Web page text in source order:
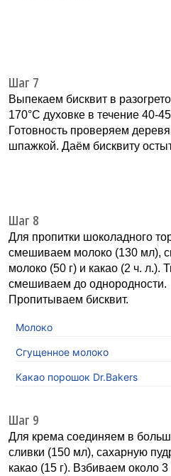
Шаг 7
Выпекаем бисквит в
170°C духовке в течение 40-
Готовность проверяем
шпажкой. Даём бисквиту
Шаг 8
Для пропитки шоколадного
смешиваем молоко (130 мл),
молоко (50 г) и какао (2 ч. л.).
смешиваем до однородности.
Пропитываем бисквит.
Молоко
Сгущенное молоко
Какао порошок Dr.Bakers
Шаг 9
Для крема соединяем в
сливки (150 мл), сахарную
какао (15 г). Взбиваем около